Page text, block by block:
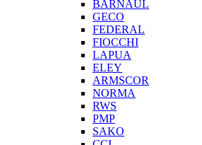
BARNAUL
GEСO
FEDERAL
FIOCCHI
LAPUA
ELEY
ARMSCOR
NORMA
RWS
PMP
SAKO